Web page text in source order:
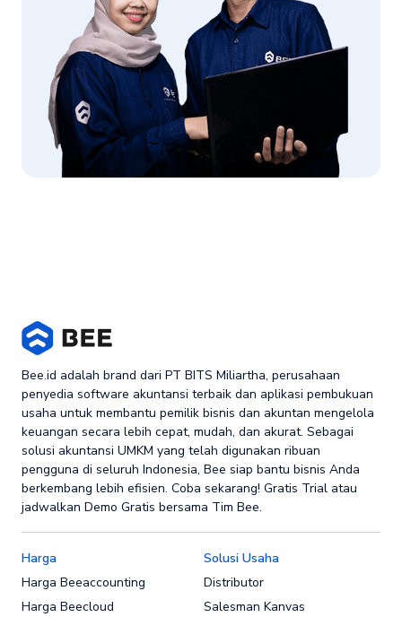
Bee.id adalah brand dari PT BITS Miliartha, perusahaan
penyedia software akuntansi terbaik dan aplikasi pembukuan
usaha untuk membantu pemilik bisnis dan akuntan mengelola
keuangan secara lebih cepat, mudah, dan akurat. Sebagai
solusi akuntansi UMKM yang telah digunakan ribuan
pengguna di seluruh Indonesia, Bee siap bantu bisnis Anda
berkembang lebih efisien. Coba sekarang! Gratis Trial atau
jadwalkan Demo Gratis bersama Tim Bee.
Harga
Harga Beeaccounting
Harga Beecloud
Solusi Usaha
Distributor
Salesman Kanvas